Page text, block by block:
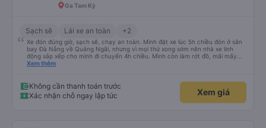
Ga Tam Kỳ
Sạch sẽ Lái xe an toàn +2
Xe đón đúng giờ, sạch sẽ, chạy an toàn. Mình đặt xe lúc 5h chiều đón ở sân
bay Đà Nẵng về Quảng Ngãi, nhưng vì mọi thứ xong sớm nên nhà xe linh
động sắp xếp cho mình đi chuyến 4h chiều. Mình còn làm rớt đồ, mãi mấy
ngày sau mới phát hiện ra, và phía nhà xe cũng giúp mình tìm lại. Lần sau
Xem thêm
Không cần thanh toán trước
Xác nhận chỗ ngay lập tức
Xem giá